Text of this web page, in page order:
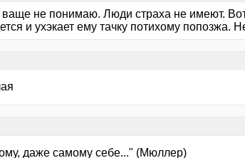
ваще не понимаю. Люди страха не имеют.
и ухэкает ему тачку потихому попозжа.
даже самому себе..." (Мюллер)